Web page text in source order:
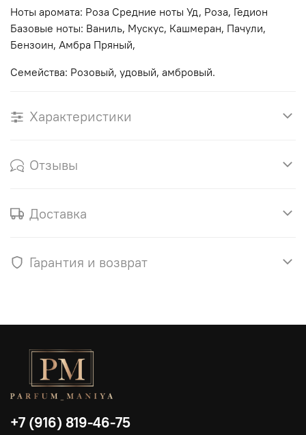
Ноты аромата: Роза Средние ноты Уд, Роза, Гедион
Базовые ноты: Ваниль, Мускус, Кашмеран, Пачули,
Бензоин, Амбра Пряный,
Семейства: Розовый, удовый, амбровый.
Характеристики
Отзывы
Доставка
Гарантия и возврат
+7 (916) 819-46-75